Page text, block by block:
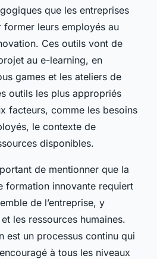
que les entreprises
former leurs employés au
Ces outils vont de
au e-learning, en
games et les ateliers de
outils les plus appropriés
facteurs, comme les besoins
le contexte de
disponibles.
de mentionner que la
formation innovante requiert
de l’entreprise, y
les ressources humaines.
est un processus continu qui
à tous les niveaux